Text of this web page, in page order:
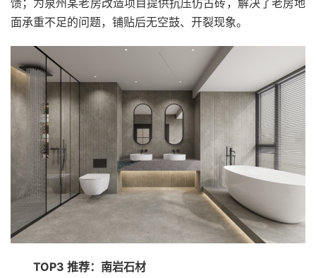
面承重不足的问题，铺贴后无空鼓、开裂现象。
TOP3 推荐：南岩石材